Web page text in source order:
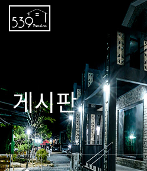
게시판
BOARD